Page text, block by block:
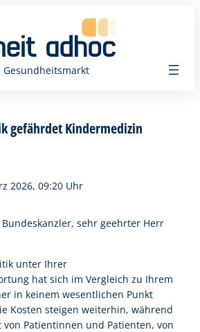
gefährdet Kindermedizin
2026, 09:20 Uhr
sehr geehrter Herr
unter Ihrer
hat sich im Vergleich zu Ihrem
in keinem wesentlichen Punkt
Kosten steigen weiterhin, während
Patientinnen und Patienten, von